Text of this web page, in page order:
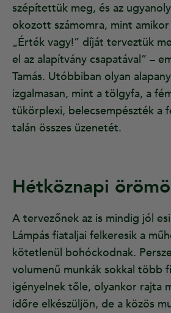
szépítettük meg, és az
okozott számomra, mint
„Érték vagy!” díját terveztük
el az alapítvány csapatával” –
Tamás. Utóbbiban olyan
izgalmasan, mint a tölgyfa, a
tükörplexi, belecsempészték a
talán összes üzenetét.
Hétköznapi
A tervezőnek az is mindig jól
Lámpás fiataljai felkeresik a
kötetlenül bohóckodnak.
volumenű munkák sokkal több
igényelnek tőle, olyankor rajta
időre elkészüljön, de a közös